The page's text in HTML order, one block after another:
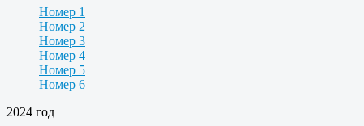
Номер 1
Номер 2
Номер 3
Номер 4
Номер 5
Номер 6
2024 год